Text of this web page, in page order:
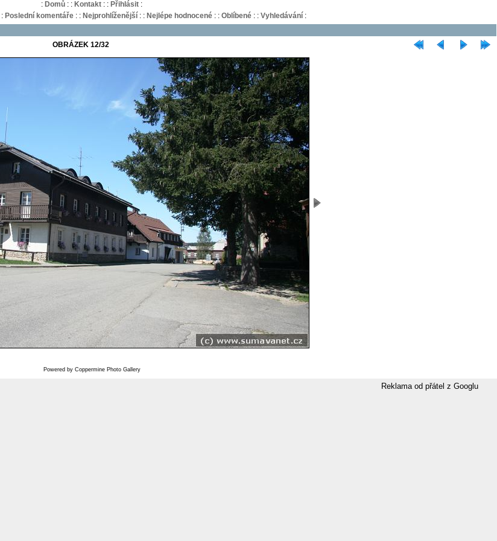
: Domů : : Kontakt : : Přihlásit :
: Poslední komentáře: : Nejprohlíženější: : Nejlépe hodnocené: : Oblíbené: : Vyhledávání:
OBRÁZEK 12/32
Powered by Coppermine Photo Gallery
Reklama od přátel z Googlu